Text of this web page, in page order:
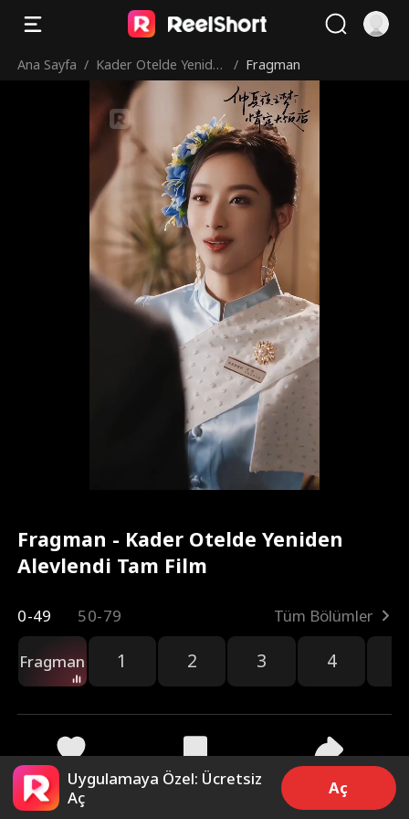
Ana Sayfa / Kader Otelde Yenide
n Alevlendi
/ Fragman
Fragman - Kader Otelde Yeniden
Alevlendi Tam Film
0-49 50-79 Tüm Bölümler
Fragman 1 2 3 4
28 3.4k Paylaş
Uygulamaya Özel: Ücretsiz
Aç
Aç